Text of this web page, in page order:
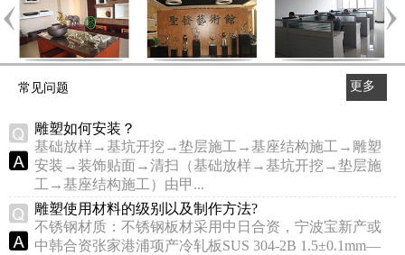
常见问题
更多
雕塑如何安装？
基础放样→基坑开挖→垫层施工→基座结构施工→雕塑
安装→装饰贴面→清扫（基础放样→基坑开挖→垫层施
工→基座结构施工）由甲...
雕塑使用材料的级别以及制作方法?
不锈钢材质：不锈钢板材采用中日合资，宁波宝新产或
中韩合资张家港浦项产冷轧板SUS 304-2B 1.5±0.1mm—